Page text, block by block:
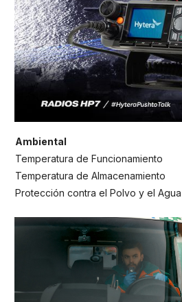
Ambiental
Temperatura de Funcionamiento
Temperatura de Almacenamiento
Protección contra el Polvo y el Agua